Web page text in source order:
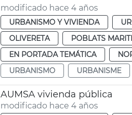
modificado hace 4 años
URBANISMO Y VIVIENDA
OLIVERETA
POBLATS
EN PORTADA TEMÁTICA
URBANISMO
URBANISME
AUMSA vivienda pública
modificado hace 4 años